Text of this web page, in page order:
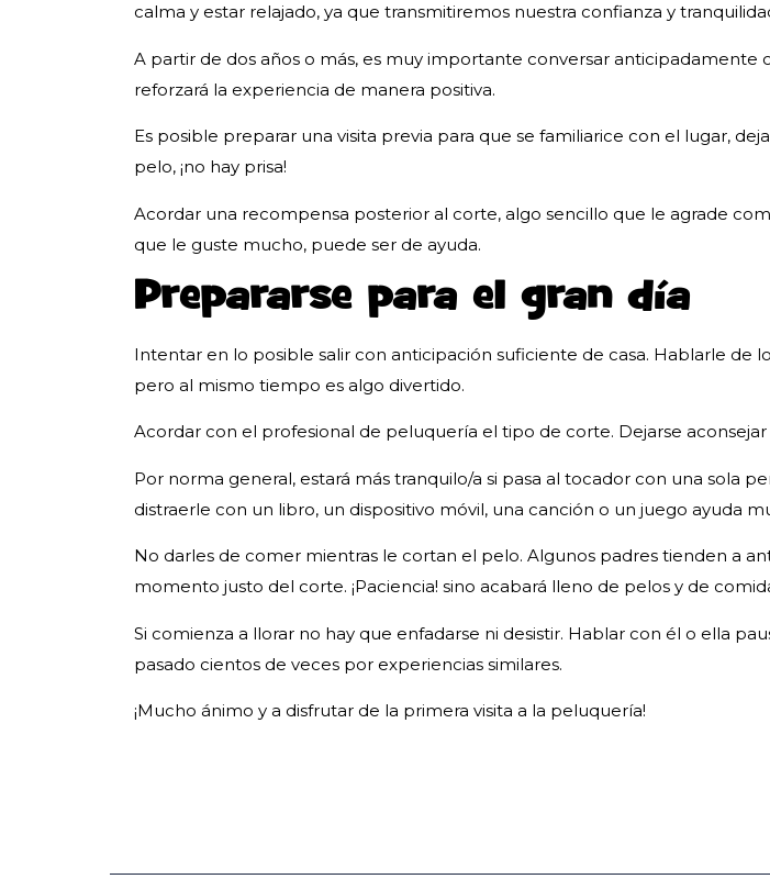
calma y estar relajado, ya que transmitiremos nuestra confianza y
A partir de dos años o más, es muy importante conversar anticipadamente
reforzará la experiencia de manera positiva.
Es posible preparar una visita previa para que se familiarice con el lugar,
pelo, ¡no hay prisa!
Acordar una recompensa posterior al corte, algo sencillo que le agrade
que le guste mucho, puede ser de ayuda.
Prepararse para el gran día
Intentar en lo posible salir con anticipación suficiente de casa. Hablarle de
pero al mismo tiempo es algo divertido.
Acordar con el profesional de peluquería el tipo de corte. Dejarse
Por norma general, estará más tranquilo/a si pasa al tocador con una sola
distraerle con un libro, un dispositivo móvil, una canción o un juego ayuda
No darles de comer mientras le cortan el pelo. Algunos padres tienden a
momento justo del corte. ¡Paciencia! sino acabará lleno de pelos y de
Si comienza a llorar no hay que enfadarse ni desistir. Hablar con él o ella
pasado cientos de veces por experiencias similares.
¡Mucho ánimo y a disfrutar de la primera visita a la peluquería!